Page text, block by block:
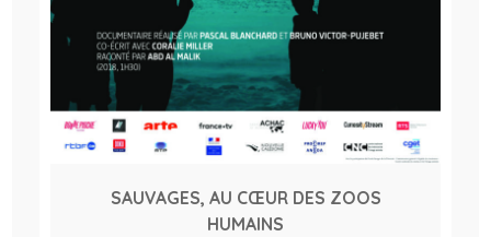
SAUVAGES, AU CŒUR DES ZOOS
HUMAINS